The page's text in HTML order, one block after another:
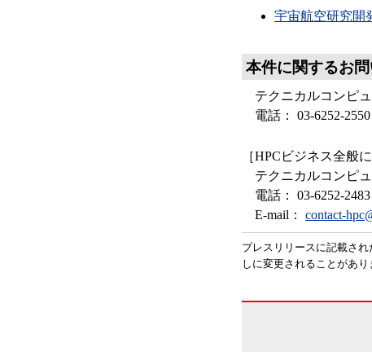
宇宙航空研究開
本件に関するお
テクニカルコンピ
電話： 03-6252-
［HPCビジネス全般
テクニカルコンピ
電話： 03-6252-
E-mail： contact-
プレスリリースに記載さ
しに変更されることがあり